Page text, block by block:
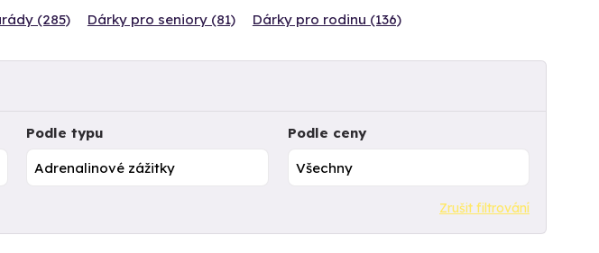
(285) Dárky pro seniory (81) Dárky pro rodinu (136)
Podle typu Podle ceny
Zrušit filtrování